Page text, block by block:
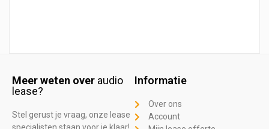
Meer weten over audio
lease?
Stel gerust je vraag, onze lease
Informatie
Over ons
Account